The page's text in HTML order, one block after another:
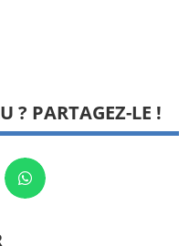
? PARTAGEZ-LE !